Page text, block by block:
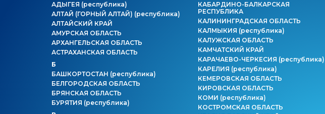
АДЫГЕЯ (республика)
АЛТАЙ (ГОРНЫЙ АЛТАЙ) (республика)
АЛТАЙСКИЙ КРАЙ
АМУРСКАЯ ОБЛАСТЬ
АРХАНГЕЛЬСКАЯ ОБЛАСТЬ
АСТРАХАНСКАЯ ОБЛАСТЬ
Б
БАШКОРТОСТАН (республика)
БЕЛГОРОДСКАЯ ОБЛАСТЬ
БРЯНСКАЯ ОБЛАСТЬ
БУРЯТИЯ (республика)
КАБАРДИНО-БАЛКАРСКАЯ
РЕСПУБЛИКА
КАЛИНИНГРАДСКАЯ ОБЛАСТЬ
КАЛМЫКИЯ (республика)
КАЛУЖСКАЯ ОБЛАСТЬ
КАМЧАТСКИЙ КРАЙ
КАРАЧАЕВО-ЧЕРКЕСИЯ (республика)
КАРЕЛИЯ (республика)
КЕМЕРОВСКАЯ ОБЛАСТЬ
КИРОВСКАЯ ОБЛАСТЬ
КОМИ (республика)
КОСТРОМСКАЯ ОБЛАСТЬ